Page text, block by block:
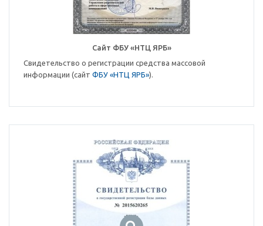
Cайт ФБУ «НТЦ ЯРБ»
Свидетельство о регистрации средства массовой
информации (сайт ФБУ «НТЦ ЯРБ»).